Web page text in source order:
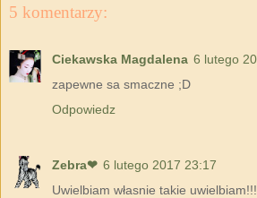
5 komentarzy:
Ciekawska Magdalena 6 lutego
zapewne sa smaczne ;D
Odpowiedz
Zebra❤ 6 lutego 2017 23:17
Uwielbiam własnie takie uwielbiam!!!